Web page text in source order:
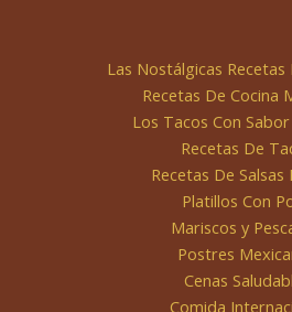
Las Nostálgicas Recetas
Recetas De Cocina
Los Tacos Con
Recetas De
Recetas De Salsas
Platillos Con
Mariscos y
Postres
Cenas
Comida